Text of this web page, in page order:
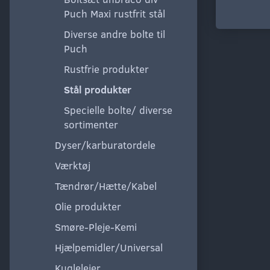
Puch Maxi rustfrit stål
Diverse andre bolte til
Puch
Rustfrie produkter
Stål produkter
Specielle bolte/ diverse
sortimenter
Dyser/karburatordele
Værktøj
Tændrør/Hætte/Kabel
Olie produkter
Smøre-Pleje-Kemi
Hjælpemidler/Universal